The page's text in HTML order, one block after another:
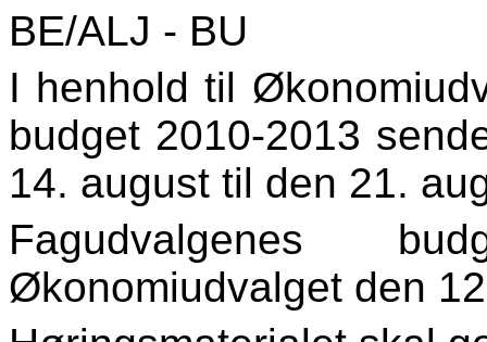
BE/ALJ - BU
I henhold til
budget 2010-2013
14. august til den 21.
Fagudvalgenes
Økonomiudvalget den